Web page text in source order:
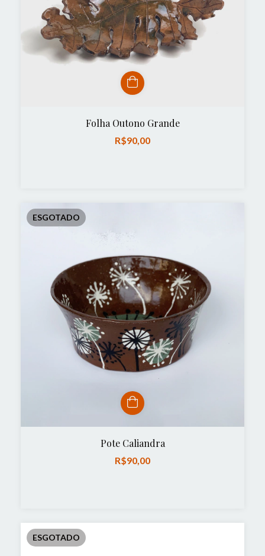
Folha Outono Grande
R$90,00
ESGOTADO
Pote Caliandra
R$90,00
ESGOTADO